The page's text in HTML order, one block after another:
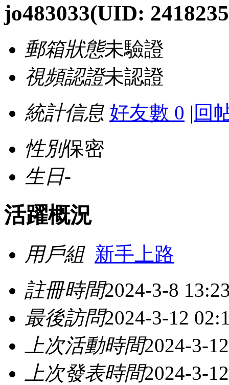
jo483033(UID:
郵箱狀態未驗證
視頻認證未認證
統計信息 好友數 0 | 回
性別保密
生日-
活躍概況
用戶組 新手上路
註冊時間2024-3-8
最後訪問2024-3-12
上次活動時間2024-3-
上次發表時間2024-3-